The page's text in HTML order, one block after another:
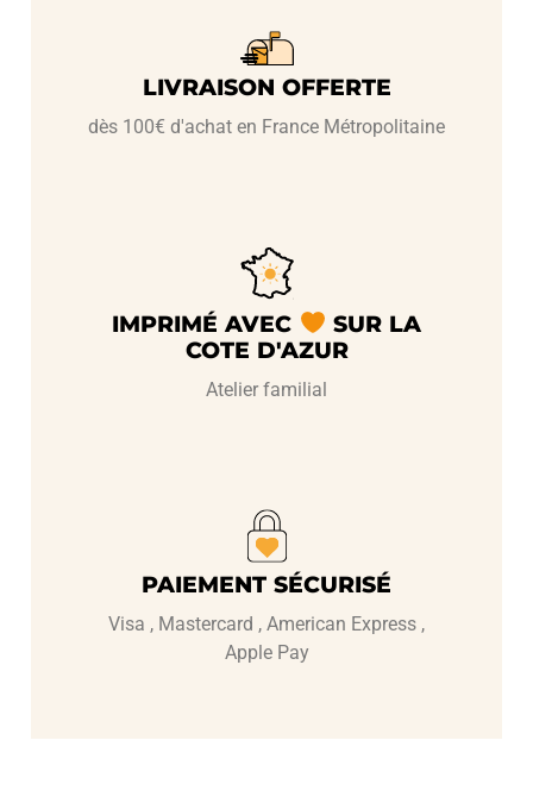
LIVRAISON OFFERTE
dès 100€ d'achat en France Métropolitaine
IMPRIMÉ AVEC
SUR LA
COTE D'AZUR
Atelier familial
PAIEMENT SÉCURISÉ
Visa , Mastercard , American Express ,
Apple Pay